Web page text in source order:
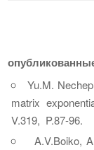
Yu.M.
matrix
V.319, P.87-96.
A.V.Boiko,